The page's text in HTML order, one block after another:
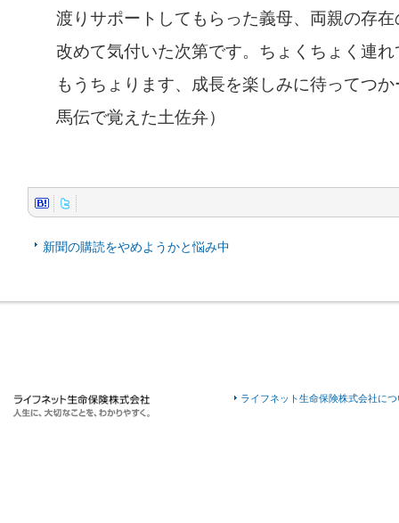
渡りサポートしてもらった義母、両親の存
改めて気付いた次第です。ちょくちょく連
もうちょります、成長を楽しみに待ってつ
馬伝で覚えた土佐弁）
新聞の購読をやめようかと悩み中
ライフネット生命保険株式会社に